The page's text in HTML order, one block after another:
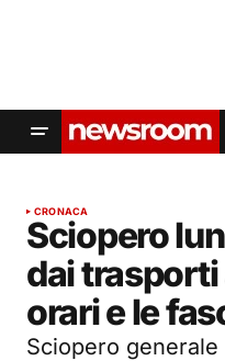
CRONACA
Sciopero
dai
orari e le
Sciopero